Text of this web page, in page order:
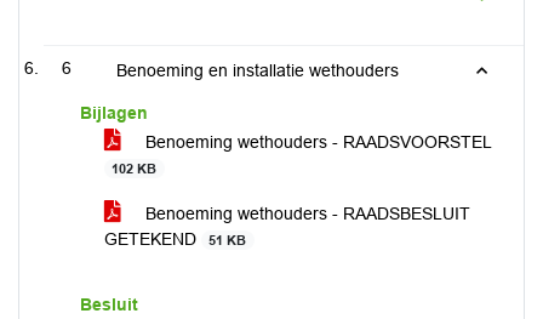
6 Benoeming en installatie wethouders
Bijlagen
Benoeming wethouders - RAADSVOORSTEL
102 KB
Benoeming wethouders - RAADSBESLUIT
GETEKEND
51 KB
Besluit